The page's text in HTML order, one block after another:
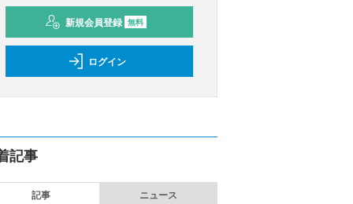
新規会員登録 無料
ログイン
記事
記事 ニュース